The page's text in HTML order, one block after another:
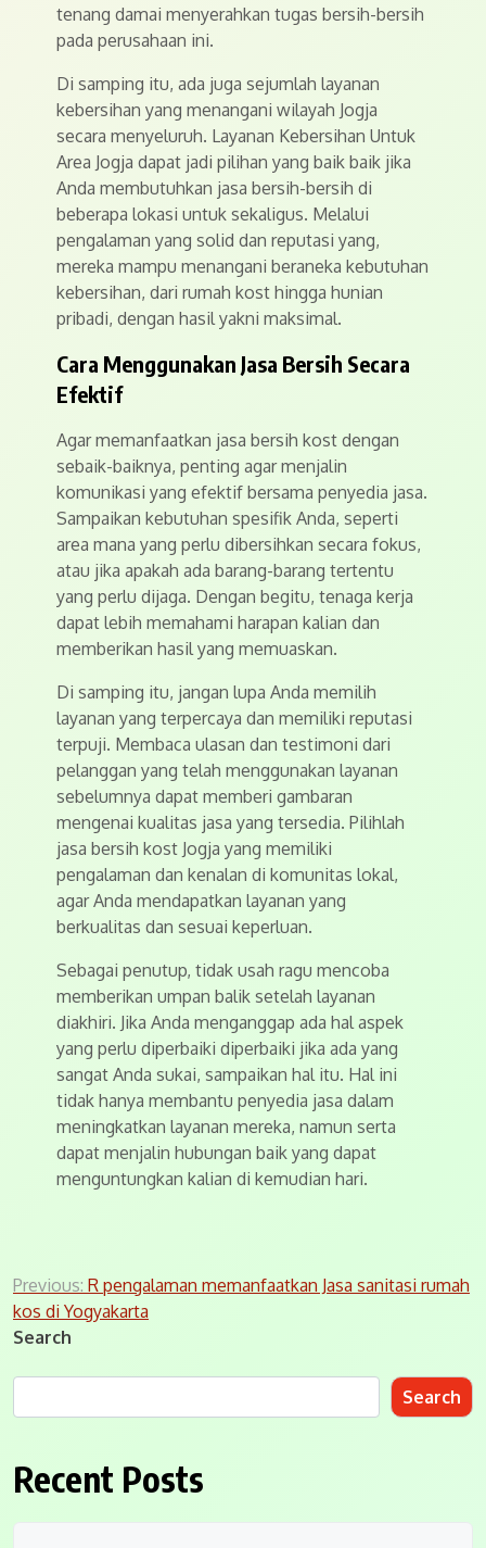
tenang damai menyerahkan tugas bersih-bersih
pada perusahaan ini.
Di samping itu, ada juga sejumlah layanan
kebersihan yang menangani wilayah Jogja
secara menyeluruh. Layanan Kebersihan Untuk
Area Jogja dapat jadi pilihan yang baik baik jika
Anda membutuhkan jasa bersih-bersih di
beberapa lokasi untuk sekaligus. Melalui
pengalaman yang solid dan reputasi yang,
mereka mampu menangani beraneka kebutuhan
kebersihan, dari rumah kost hingga hunian
pribadi, dengan hasil yakni maksimal.
Cara Menggunakan Jasa Bersih Secara
Efektif
Agar memanfaatkan jasa bersih kost dengan
sebaik-baiknya, penting agar menjalin
komunikasi yang efektif bersama penyedia jasa.
Sampaikan kebutuhan spesifik Anda, seperti
area mana yang perlu dibersihkan secara fokus,
atau jika apakah ada barang-barang tertentu
yang perlu dijaga. Dengan begitu, tenaga kerja
dapat lebih memahami harapan kalian dan
memberikan hasil yang memuaskan.
Di samping itu, jangan lupa Anda memilih
layanan yang terpercaya dan memiliki reputasi
terpuji. Membaca ulasan dan testimoni dari
pelanggan yang telah menggunakan layanan
sebelumnya dapat memberi gambaran
mengenai kualitas jasa yang tersedia. Pilihlah
jasa bersih kost Jogja yang memiliki
pengalaman dan kenalan di komunitas lokal,
agar Anda mendapatkan layanan yang
berkualitas dan sesuai keperluan.
Sebagai penutup, tidak usah ragu mencoba
memberikan umpan balik setelah layanan
diakhiri. Jika Anda menganggap ada hal aspek
yang perlu diperbaiki diperbaiki jika ada yang
sangat Anda sukai, sampaikan hal itu. Hal ini
tidak hanya membantu penyedia jasa dalam
meningkatkan layanan mereka, namun serta
dapat menjalin hubungan baik yang dapat
menguntungkan kalian di kemudian hari.
Post
navigation
Previous: R pengalaman memanfaatkan Jasa sanitasi rumah
kos di Yogyakarta
Search
Search
Recent Posts